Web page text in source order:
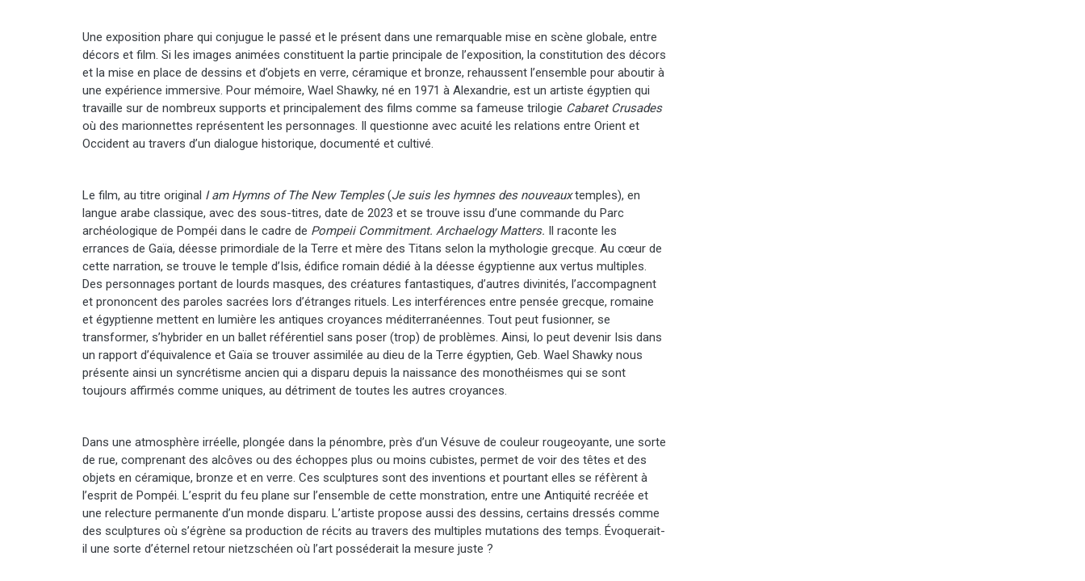
Une exposition phare qui conjugue le passé et le présent dans une remarquable mise en scène globale, entre
décors et film. Si les images animées constituent la partie principale de l’exposition, la constitution des décors
et la mise en place de dessins et d’objets en verre, céramique et bronze, rehaussent l’ensemble pour aboutir à
une expérience immersive. Pour mémoire, Wael Shawky, né en 1971 à Alexandrie, est un artiste égyptien qui
travaille sur de nombreux supports et principalement des films comme sa fameuse trilogie Cabaret Crusades
où des marionnettes représentent les personnages. Il questionne avec acuité les relations entre Orient et
Occident au travers d’un dialogue historique, documenté et cultivé.
Le film, au titre original I am Hymns of The New Temples(Je suis les hymnes des nouveauxtemples), en
langue arabe classique, avec des sous-titres, date de 2023 et se trouve issu d’une commande du Parc
archéologique de Pompéi dans le cadre de Pompeii Commitment. Archaelogy Matters. Il raconte les
errances de Gaïa, déesse primordiale de la Terre et mère des Titans selon la mythologie grecque. Au cœur de
cette narration, se trouve le temple d’Isis, édifice romain dédié à la déesse égyptienne aux vertus multiples.
Des personnages portant de lourds masques, des créatures fantastiques, d’autres divinités, l’accompagnent
et prononcent des paroles sacrées lors d’étranges rituels. Les interférences entre pensée grecque, romaine
et égyptienne mettent en lumière les antiques croyances méditerranéennes. Tout peut fusionner, se
transformer, s’hybrider en un ballet référentiel sans poser (trop) de problèmes. Ainsi, Io peut devenir Isis dans
un rapport d’équivalence et Gaïa se trouver assimilée au dieu de la Terre égyptien, Geb. Wael Shawky nous
présente ainsi un syncrétisme ancien qui a disparu depuis la naissance des monothéismes qui se sont
toujours affirmés comme uniques, au détriment de toutes les autres croyances.
Dans une atmosphère irréelle, plongée dans la pénombre, près d’un Vésuve de couleur rougeoyante, une sorte
de rue, comprenant des alcôves ou des échoppes plus ou moins cubistes, permet de voir des têtes et des
objets en céramique, bronze et en verre. Ces sculptures sont des inventions et pourtant elles se réfèrent à
l’esprit de Pompéi. L’esprit du feu plane sur l’ensemble de cette monstration, entre une Antiquité recréée et
une relecture permanente d’un monde disparu. L’artiste propose aussi des dessins, certains dressés comme
des sculptures où s’égrène sa production de récits au travers des multiples mutations des temps. Évoquerait-
il une sorte d’éternel retour nietzschéen où l’art posséderait la mesure juste ?